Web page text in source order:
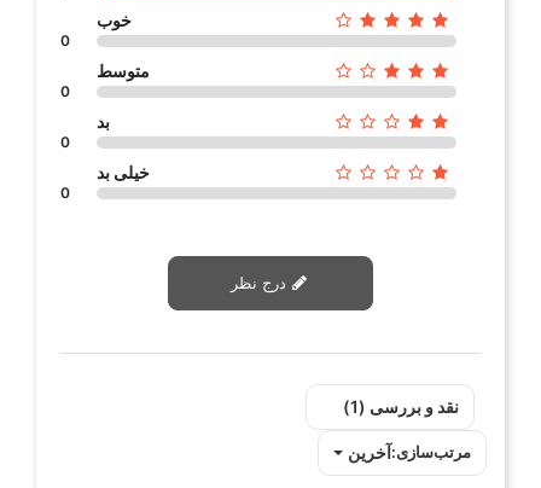
خوب
0
متوسط
0
بد
0
خیلی بد
0
نقد و بررسی‌‌ (1)
مرتب‌سازی:آخرین